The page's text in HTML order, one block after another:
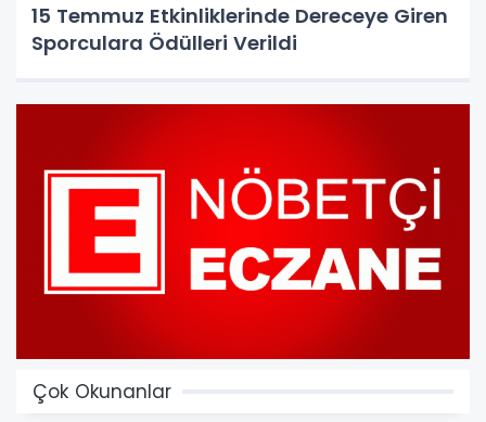
15 Temmuz Etkinliklerinde Dereceye Giren
Sporculara Ödülleri Verildi
Çok Okunanlar